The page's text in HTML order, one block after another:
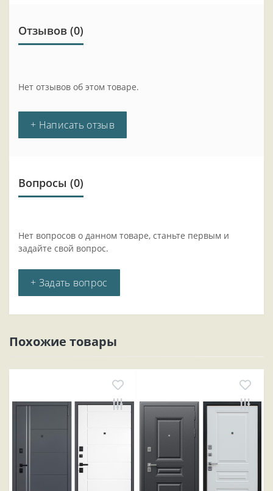
Отзывов (0)
Нет отзывов об этом товаре.
+ Написать отзыв
Вопросы (0)
Нет вопросов о данном товаре, станьте первым и
задайте свой вопрос.
+ Задать вопрос
Похожие товары